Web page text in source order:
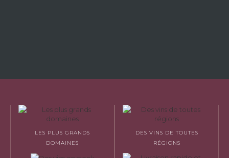
LES PLUS GRANDS
DOMAINES
DES VINS DE TOUTES
RÉGIONS